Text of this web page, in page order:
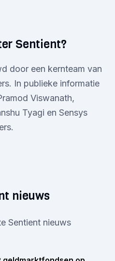
Sentient?
door een kernteam van
In publieke informatie
Viswanath,
Tyagi en Sensys
nieuws
Sentient nieuws